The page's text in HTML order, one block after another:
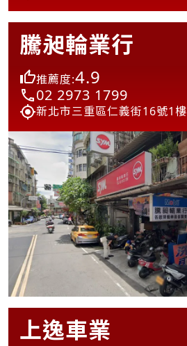
騰昶輪業行
推薦度:4.9
02 2973 1799
新北市三重區仁義街16號1樓
上逸車業